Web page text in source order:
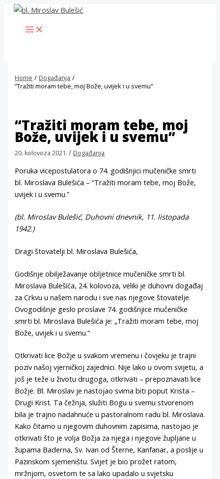
Skip
content
MAIN
MENU
Home
Događanja
“Tražiti moram tebe, moj Bože, uvijek i u svemu”
“Tražiti moram tebe, moj
Bože, uvijek i u svemu”
20. kolovoza 2021./ Događanja
Poruka vicepostulatora o 74. godišnjici mučeničke smrti
bl. Miroslava Bulešića – “Tražiti moram tebe, moj Bože,
uvijek i u svemu.”
(bl. Miroslav Bulešić, Duhovni dnevnik, 11. listopada
1942.)
Dragi štovatelji bl. Miroslava Bulešića,
Godišnje obilježavanje obljetnice mučeničke smrti bl.
Miroslava Bulešića, 24. kolovoza, veliki je duhovni događaj
za Crkvu u našem narodu i sve nas njegove štovatelje.
Ovogodišnje geslo proslave 74. godišnjice mučeničke
smrti bl. Miroslava Bulešića je: „Tražiti moram tebe, moj
Bože, uvijek i u svemu.“
Otkrivati lice Božje u svakom vremenu i čovjeku je trajni
poziv našoj vjerničkoj zajednici. Nije lako u ovom svijetu, a
još je teže u životu drugoga, otkrivati – prepoznavati lice
Božje. Bl. Miroslav je nastojao svima biti poput Krista –
Drugi Krist. Ta čežnja, služiti Bogu u svemu stvorenom
bila je trajno nadahnuće u pastoralnom radu bl. Miroslava.
Kako čitamo u njegovim duhovnim zapisima, nastojao je
otkrivati što je volja Božja za njega i njegove župljane u
župama Baderna, Sv. Ivan od Šterne, Kanfanar, a poslije u
Pazinskom sjemeništu. Svijet je bio prožet ratom,
mržnjom, osvetom te sa lako upadalo u svjetsku